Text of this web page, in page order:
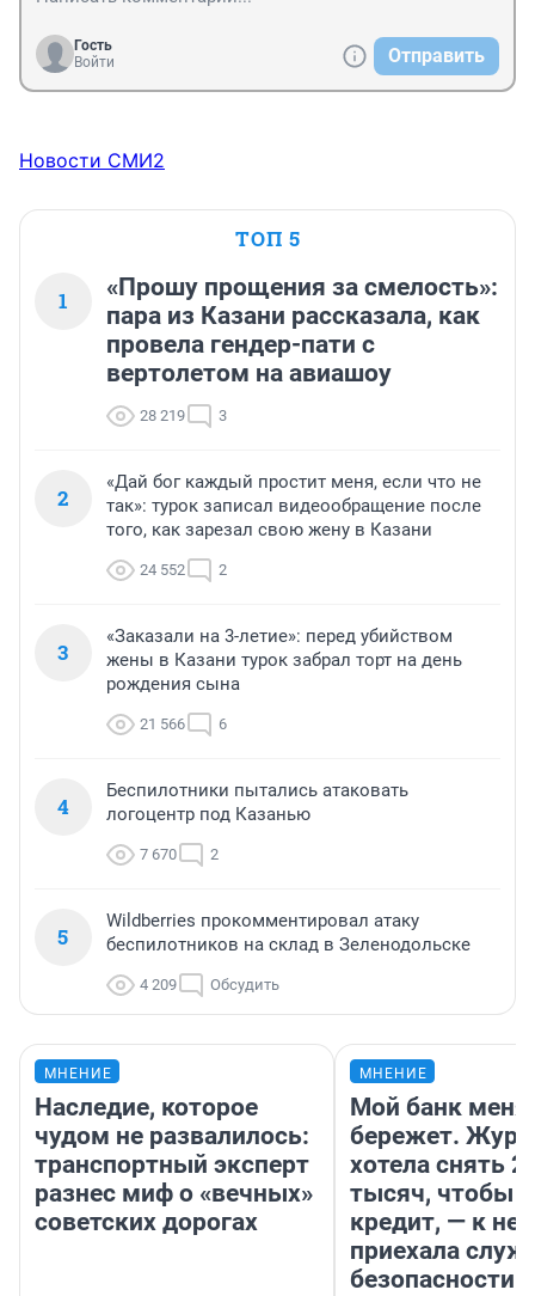
было бы. А так получается, что кто-то на этом
зарабатывается, а "разгребать" другим приходится.
печально.
Гость
Войти
Отправить
Новости СМИ2
ТОП 5
1
«Прошу прощения за смелость»:
пара из Казани рассказала, как
провела гендер-пати с
вертолетом на авиашоу
28 219 3
2
«Дай бог каждый простит меня, если что не
так»: турок записал видеообращение после
того, как зарезал свою жену в Казани
24 552 2
3
«Заказали на 3-летие»: перед убийством
жены в Казани турок забрал торт на день
рождения сына
21 566 6
4
Беспилотники пытались атаковать
логоцентр под Казанью
7 670 2
5
Wildberries прокомментировал атаку
беспилотников на склад в Зеленодольске
4 209 Обсудить
МНЕНИЕ
Наследие, которое
чудом не развалилось:
транспортный эксперт
разнес миф о «вечных»
советских дорогах
МНЕНИЕ
Мой банк меня
бережет.
хотела снять
тысяч, чтобы
кредит, — к
приехала
безопасности